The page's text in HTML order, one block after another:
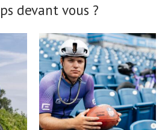
devant vous ?